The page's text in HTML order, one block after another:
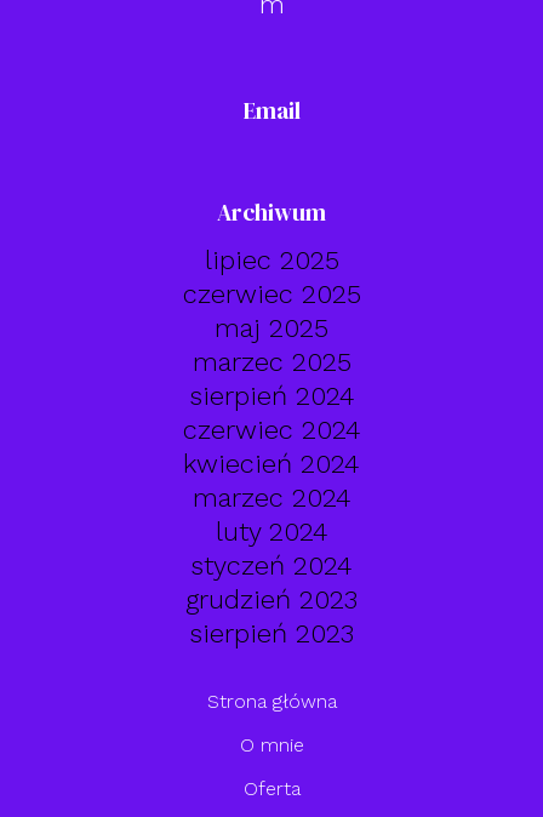
Email
Archiwum
lipiec 2025
czerwiec 2025
maj 2025
marzec 2025
sierpień 2024
czerwiec 2024
kwiecień 2024
marzec 2024
luty 2024
styczeń 2024
grudzień 2023
sierpień 2023
Strona główna
O mnie
Oferta